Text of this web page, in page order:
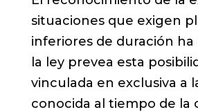
situaciones que exigen
inferiores de duración
la ley prevea esta
vinculada en exclusiva a
conocida al tiempo de la